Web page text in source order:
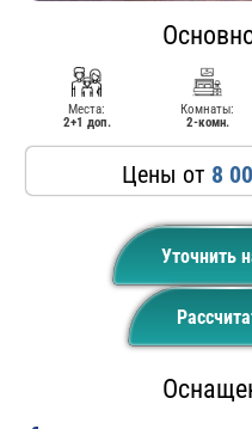
Места:
2+1 доп.
Комнаты:
2-комн.
Цены от 8
Уточнить